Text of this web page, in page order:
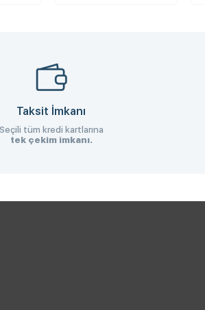
Taksit İmkanı
Seçili tüm kredi kartlarına
tek çekim imkanı.